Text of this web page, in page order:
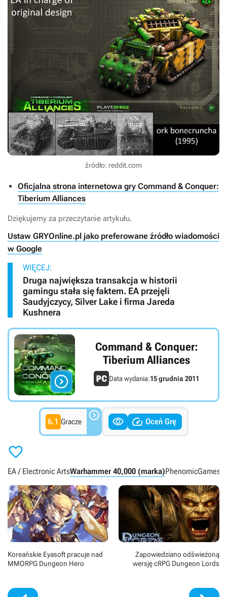
źródło: reddit.com
Oficjalna strona internetowa gry Command & Conquer:
Tiberium Alliances
Dziękujemy za przeczytanie artykułu.
Ustaw GRYOnline.pl jako preferowane źródło wiadomości
w Google
WIĘCEJ:
Druga największa transakcja w historii
gamingu stała się faktem. EA przejęli
Saudyjczycy, Silver Lake i firma Jareda
Kushnera

Command & Conquer:
Tiberium Alliances
Data wydania:15 grudnia 2011
6.1 Gracze    Oceń Grę

EA / Electronic ArtsWarhammer 40,000 (marka)PhenomicGames
Koreańskie Eyasoft pracuje nad
MMORPG Dungeon Hero
Zapowiedziano odświeżoną
wersję cRPG Dungeon Lords